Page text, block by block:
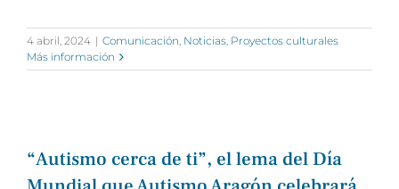
4 abril, 2024 | Comunicación, Noticias, Proyectos culturales
Más información
“Autismo cerca de ti”, el lema del Día